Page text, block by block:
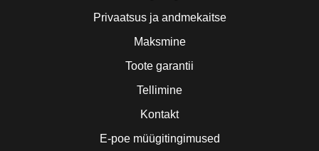
Privaatsus ja andmekaitse
Maksmine
Toote garantii
Tellimine
Kontakt
E-poe müügitingimused